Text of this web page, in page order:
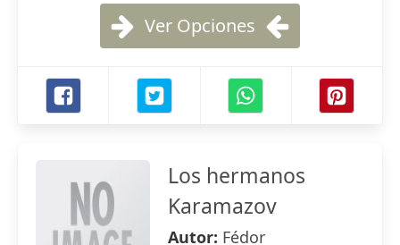
Ver Opciones
Los hermanos
Karamazov
Autor: Fédor